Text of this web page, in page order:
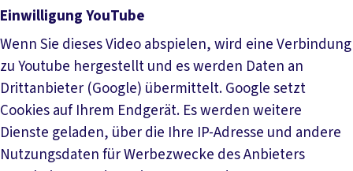
Einwilligung YouTube
Wenn Sie dieses Video abspielen, wird eine Verbindung
zu Youtube hergestellt und es werden Daten an
Drittanbieter (Google) übermittelt. Google setzt
Cookies auf Ihrem Endgerät. Es werden weitere
Dienste geladen, über die Ihre IP-Adresse und andere
Nutzungsdaten für Werbezwecke des Anbieters